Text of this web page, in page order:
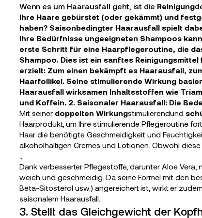
Wenn es um Haarausfall geht, ist die Reinigung
Ihre Haare gebürstet (oder gekämmt) und
haben? Saisonbedingter Haarausfall spielt
Ihre Bedürfnisse ungeeigneten Shampoos
erste Schritt für eine Haarpflegeroutine, die
Shampoo. Dies ist ein sanftes
erzielt: Zum einen bekämpft es Haarausfall,
Haarfollikel. Seine stimulierende Wirkung
Haarausfall wirksamen Inhaltsstoffen wie
und Koffein. 2. Saisonaler Haarausfall: Die
Mit seiner doppelten Wirkungstimulierendund
Haarprodukt, um Ihre stimulierende Pflegeroutine
Haar die benötigte Geschmeidigkeit und
alkoholhaltigen Cremes und Lotionen. Obwohl
Dank verbesserter Pflegestoffe, darunter Aloe
weich und geschmeidig. Da seine Formel mit den
Beta-Sitosterol usw.) angereichert ist, wirkt er
saisonalem Haarausfall.
3. Stellt das Gleichgewicht der